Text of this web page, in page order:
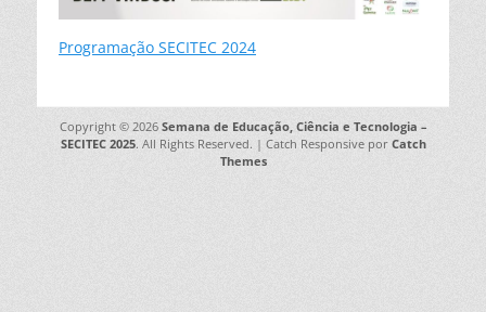
Programação SECITEC 2024
Copyright © 2026 Semana de Educação, Ciência e Tecnologia –
SECITEC 2025. All Rights Reserved. | Catch Responsive por Catch
Themes